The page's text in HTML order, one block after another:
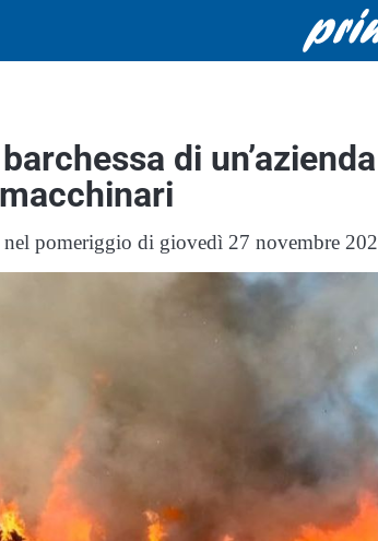
di
pomeriggio di giovedì 27 novembre